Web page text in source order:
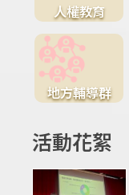
人權教育
地方輔導群
活動花絮